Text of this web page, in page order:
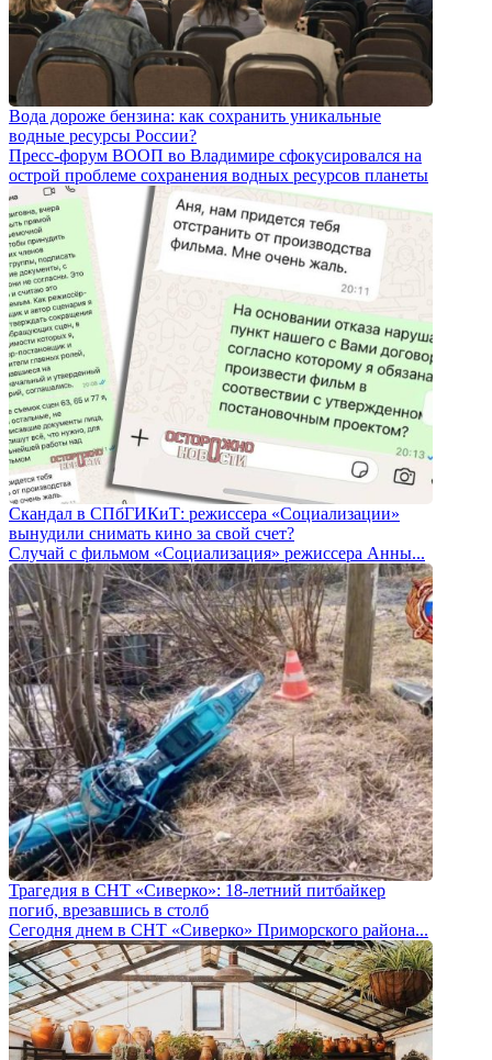
Вода дороже бензина: как сохранить уникальные
водные ресурсы России?
Пресс-форум ВООП во Владимире сфокусировался на
острой проблеме сохранения водных ресурсов планеты
Скандал в СПбГИКиТ: режиссера «Социализации»
вынудили снимать кино за свой счет?
Случай с фильмом «Социализация» режиссера Анны...
Трагедия в СНТ «Сиверко»: 18-летний питбайкер
погиб, врезавшись в столб
Сегодня днем в СНТ «Сиверко» Приморского района...